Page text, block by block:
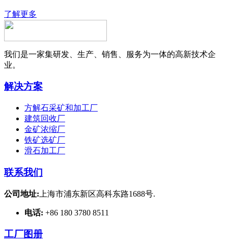
了解更多
我们是一家集研发、生产、销售、服务为一体的高新技术企
业。
解决方案
方解石采矿和加工厂
建筑回收厂
金矿浓缩厂
铁矿选矿厂
滑石加工厂
联系我们
公司地址: 上海市浦东新区高科东路1688号.
电话: +86 180 3780 8511
工厂图册